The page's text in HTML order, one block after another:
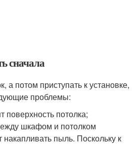
сначала
а потом приступать к установке,
проблемы:
поверхность потолка;
шкафом и потолком
накапливать пыль. Поскольку к